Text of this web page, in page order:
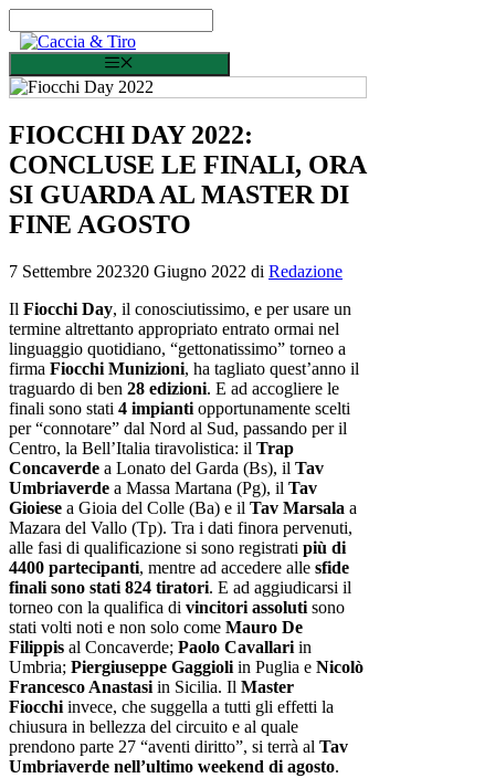
FIOCCHI DAY 2022:
CONCLUSE LE FINALI, ORA
SI GUARDA AL MASTER DI
FINE AGOSTO
7 Settembre 202320 Giugno 2022 di Redazione
Il Fiocchi Day, il conosciutissimo, e per usare un
termine altrettanto appropriato entrato ormai nel
linguaggio quotidiano, “gettonatissimo” torneo a
firma Fiocchi Munizioni, ha tagliato quest’anno il
traguardo di ben 28 edizioni. E ad accogliere le
finali sono stati 4 impianti opportunamente scelti
per “connotare” dal Nord al Sud, passando per il
Centro, la Bell’Italia tiravolistica: il Trap
Concaverde a Lonato del Garda (Bs), il Tav
Umbriaverde a Massa Martana (Pg), il Tav
Gioiese a Gioia del Colle (Ba) e il Tav Marsala a
Mazara del Vallo (Tp). Tra i dati finora pervenuti,
alle fasi di qualificazione si sono registrati più di
4400 partecipanti, mentre ad accedere alle sfide
finali sono stati 824 tiratori. E ad aggiudicarsi il
torneo con la qualifica di vincitori assoluti sono
stati volti noti e non solo come Mauro De
Filippis al Concaverde; Paolo Cavallari in
Umbria; Piergiuseppe Gaggioli in Puglia e Nicolò
Francesco Anastasi in Sicilia. Il Master
Fiocchi invece, che suggella a tutti gli effetti la
chiusura in bellezza del circuito e al quale
prendono parte 27 “aventi diritto”, si terrà al Tav
Umbriaverde nell’ultimo weekend di agosto.